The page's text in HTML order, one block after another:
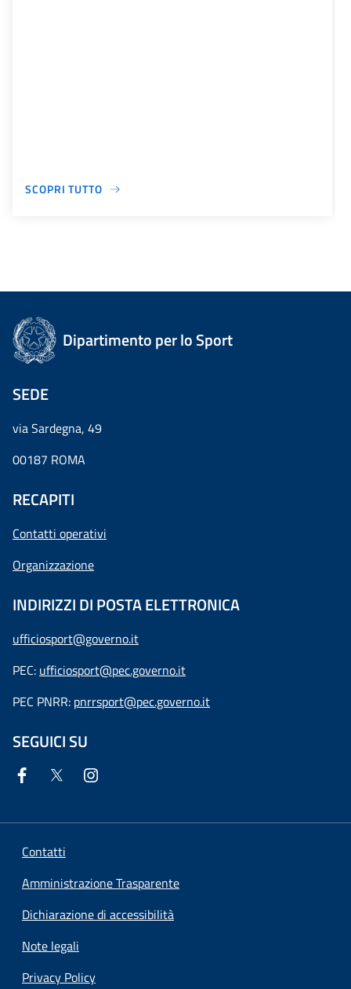
SCOPRI TUTTO
Dipartimento per lo Sport
SEDE
via Sardegna, 49
00187 ROMA
RECAPITI
Contatti operativi
Organizzazione
INDIRIZZI DI POSTA ELETTRONICA
ufficiosport@governo.it
PEC: ufficiosport@pec.governo.it
PEC PNRR: pnrrsport@pec.governo.it
SEGUICI SU
Contatti
Amministrazione Trasparente
Dichiarazione di accessibilità
Note legali
Privacy Policy